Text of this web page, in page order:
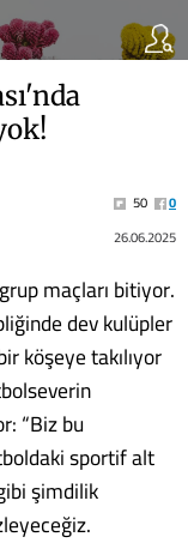
50
0
26.06.2025
maçları bitiyor.
dev kulüpler
köşeye takılıyor
“Biz bu
sportif alt
şimdilik